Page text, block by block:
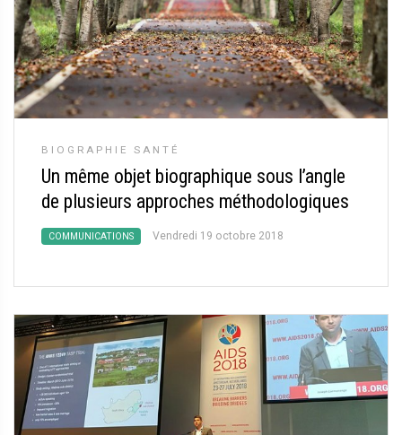
BIOGRAPHIE SANTÉ
Un même objet biographique sous l’angle
de plusieurs approches méthodologiques
COMMUNICATIONS Vendredi 19 octobre 2018